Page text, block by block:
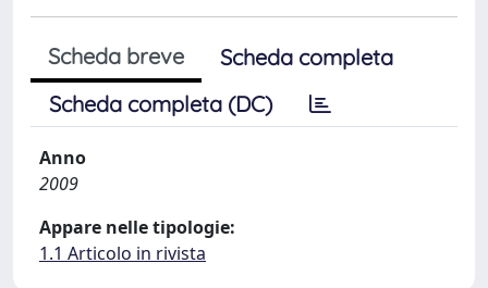
Scheda breve
Scheda completa
Scheda completa (DC)
Anno
2009
Appare nelle tipologie:
1.1 Articolo in rivista